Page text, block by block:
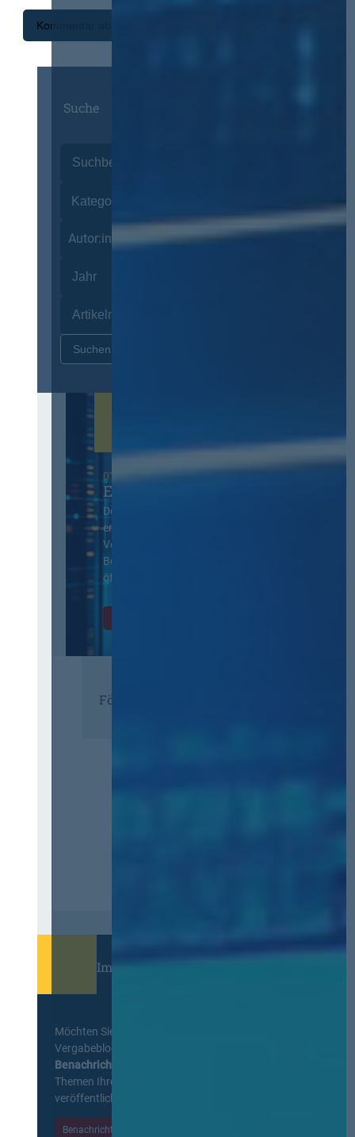
Suche
Autor:innen
07. Oktober 2026 in Berlin
EVB-IT Thementag
Der Thementag für die
ergänzenden
Vertragsbedingungen von IT-
Beschaffung in der
öffentlichen Verwaltung
Förderer
Immer informiert bleiben!
Möchten Sie keine Neuigkeiten aus dem
Vergabeblog verpassen? Per
Benachrichtigung
Themen Ihrer Wahl, sobald neue Beiträge
veröffentlicht werden.
Benachrichtigungen aktivieren